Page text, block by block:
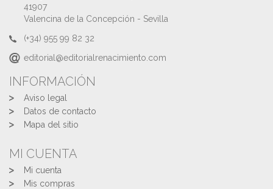
41907
Valencina de la Concepción - Sevilla
(+34) 955 99 82 32
editorial@editorialrenacimiento.com
INFORMACIÓN
Aviso legal
Datos de contacto
Mapa del sitio
MI CUENTA
Mi cuenta
Mis compras